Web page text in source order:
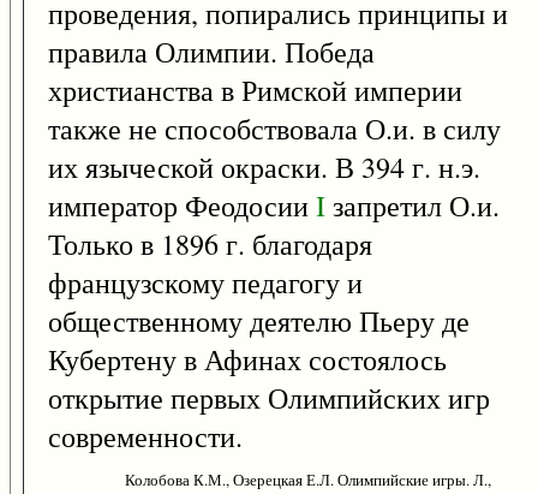
проведения, попирались принципы и
правила Олимпии. Победа
христианства в Римской империи
также не способствовала О.и. в силу
их языческой окраски. В 394 г. н.э.
император ФеодосииIзапретил О.и.
Только в 1896 г. благодаря
французскому педагогу и
общественному деятелю Пьеру де
Кубертену в Афинах состоялось
открытие первых Олимпийских игр
современности.
Колобова К.М., Озерецкая Е.Л. Олимпийские игры. Л.,